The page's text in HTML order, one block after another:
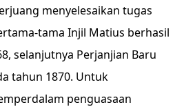
menyelesaikan tugas
tama Injil Matius berhasil
selanjutnya Perjanjian Baru
tahun 1870. Untuk
penguasaan